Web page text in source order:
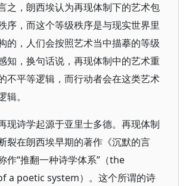
之，朗西埃认为再现体制下的艺术包
序，而这个等级秩序是与现实世界里
的，人们会按照艺术当中描摹的等级
知，换句话说，再现体制中的艺术重
不平等逻辑，而行动者会在这类艺术
。
现诗学起源于亚里士多德。再现体制
裂在朗西埃早期的著作《沉默的言
作“推翻一种诗学体系”（the
a poetic system）。这个所谓的诗